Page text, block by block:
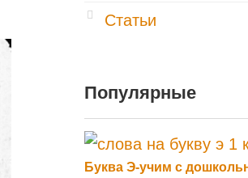
Статьи
Популярные
Буква Э-учим с